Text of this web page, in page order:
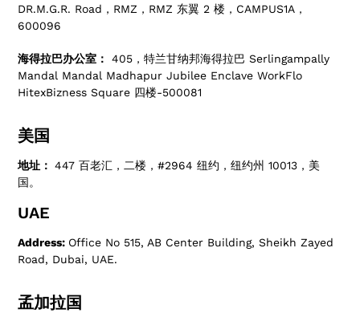
DR.M.G.R. Road，RMZ，RMZ 东翼 2 楼，CAMPUS1A，
600096
海得拉巴办公室：
405，特兰甘纳邦海得拉巴 Serlingampally
Mandal Mandal Madhapur Jubilee Enclave WorkFlo
HitexBizness Square 四楼-500081
美国
地址：447 百老汇，二楼，#2964 纽约，纽约州 10013，美
国。
UAE
Address: Office No 515, AB Center Building, Sheikh Zayed
Road, Dubai, UAE.
孟加拉国